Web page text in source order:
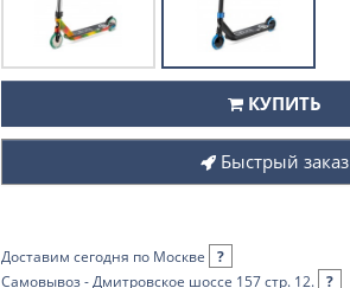
КУПИТЬ
Быстрый заказ
Доставим сегодня по Москве
?
Самовывоз - Дмитровское шоссе 157 стр. 12. ?